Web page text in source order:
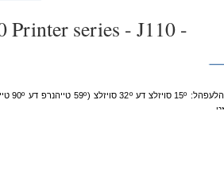
Printer series - J110 -
הלעפהל:
15º סויזלצ דע º
32 סויזלצ )
59º טייהנרפ דע 90º